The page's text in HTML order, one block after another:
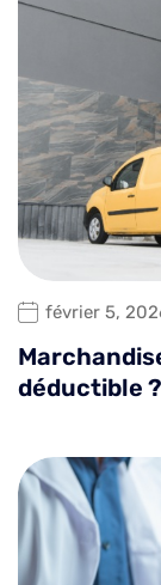
février 5,
déductible ?